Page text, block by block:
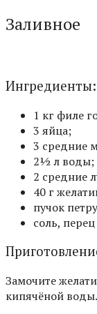
Заливное
Ингредиенты:
1 кг филе
3 яйца;
3 средние
2½ л воды;
2 средние
40 г
пучок
соль,
Замочите
кипячёной воды.